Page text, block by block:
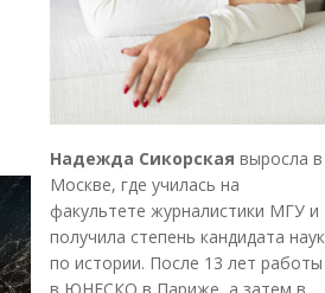
Надежда Сикорская выросла в
Москве, где училась на
факультете журналистики МГУ и
получила степень кандидата наук
по истории. После 13 лет работы
в ЮНЕСКО в Париже, а затем в